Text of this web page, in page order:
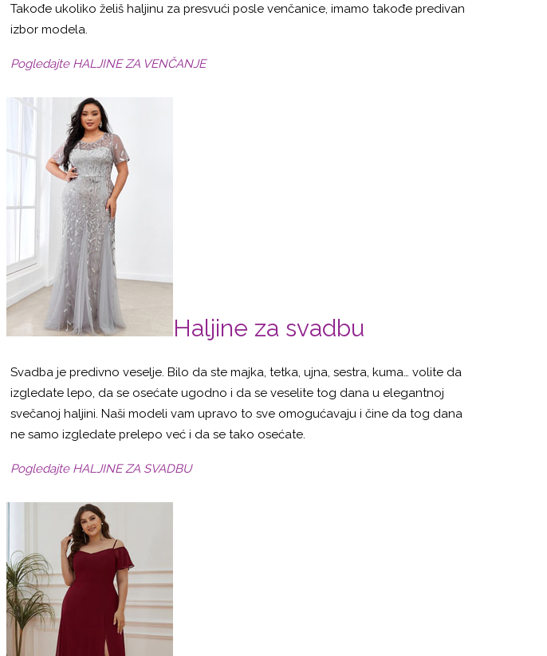
Takođe ukoliko želiš haljinu za presvući posle venčanice, imamo takođe predivan
izbor modela.
Pogledajte HALJINE ZA VENČANJE
Haljine za svadbu
Svadba je predivno veselje. Bilo da ste majka, tetka, ujna, sestra, kuma… volite da
izgledate lepo, da se osećate ugodno i da se veselite tog dana u elegantnoj
svečanoj haljini. Naši modeli vam upravo to sve omogućavaju i čine da tog dana
ne samo izgledate prelepo već i da se tako osećate.
Pogledajte HALJINE ZA SVADBU